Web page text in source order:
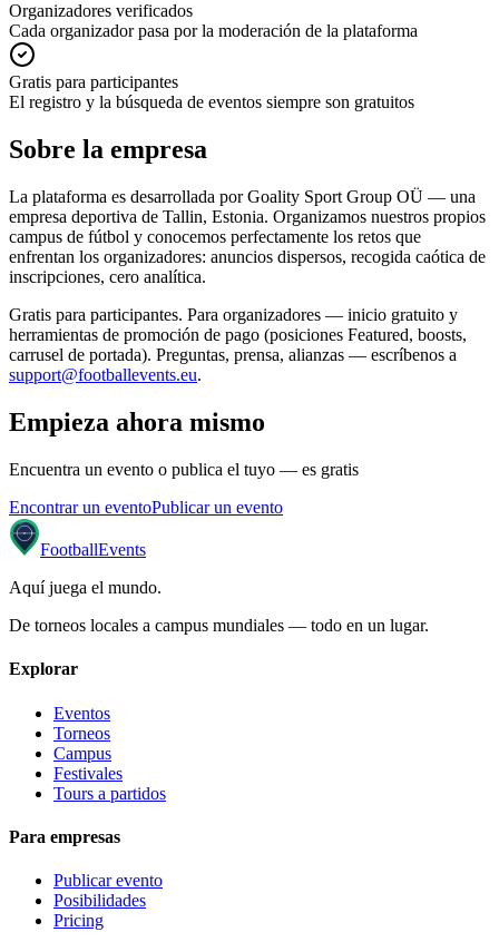
Organizadores verificados
Cada organizador pasa por la moderación de la plataforma
Gratis para participantes
El registro y la búsqueda de eventos siempre son gratuitos
Sobre la empresa
La plataforma es desarrollada por Goality Sport Group OÜ — una
empresa deportiva de Tallin, Estonia. Organizamos nuestros propios
campus de fútbol y conocemos perfectamente los retos que
enfrentan los organizadores: anuncios dispersos, recogida caótica de
inscripciones, cero analítica.
Gratis para participantes. Para organizadores — inicio gratuito y
herramientas de promoción de pago (posiciones Featured, boosts,
carrusel de portada). Preguntas, prensa, alianzas — escríbenos a
support@footballevents.eu.
Empieza ahora mismo
Encuentra un evento o publica el tuyo — es gratis
Encontrar un eventoPublicar un evento
FootballEvents
Aquí juega el mundo.
De torneos locales a campus mundiales — todo en un lugar.
Explorar
Eventos
Torneos
Campus
Festivales
Tours a partidos
Para empresas
Publicar evento
Posibilidades
Pricing